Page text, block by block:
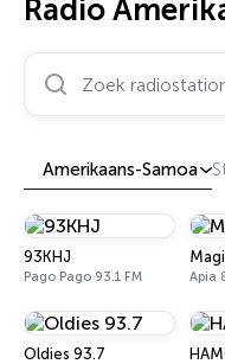
Radio
Zoek radiostations…
Amerikaans-Samoa
93KHJ
Pago Pago 93.1 FM Apia
Oldies 93.7